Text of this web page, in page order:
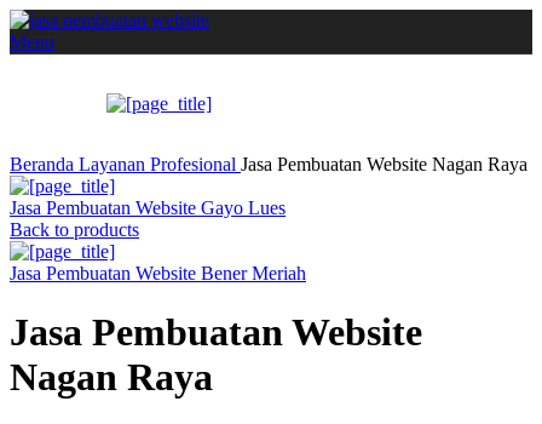
Menu
Beranda Layanan Profesional Jasa Pembuatan Website Nagan Raya
Jasa Pembuatan Website Gayo Lues
Back to products
Jasa Pembuatan Website Bener Meriah
Jasa Pembuatan Website
Nagan Raya